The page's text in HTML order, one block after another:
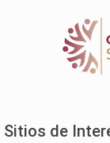
Sitios de